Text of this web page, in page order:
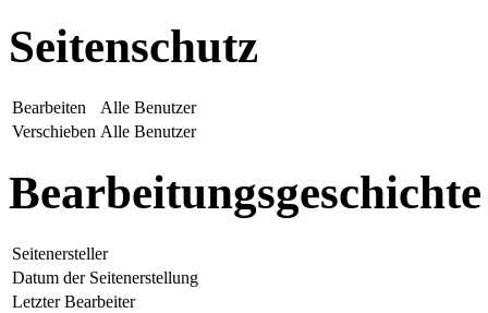
Seitenschutz
Bearbeiten
Alle Benutzer
Verschieben Alle Benutzer
Bearbeitungsgeschichte
Seitenersteller
Datum der Seitenerstellung
Letzter Bearbeiter